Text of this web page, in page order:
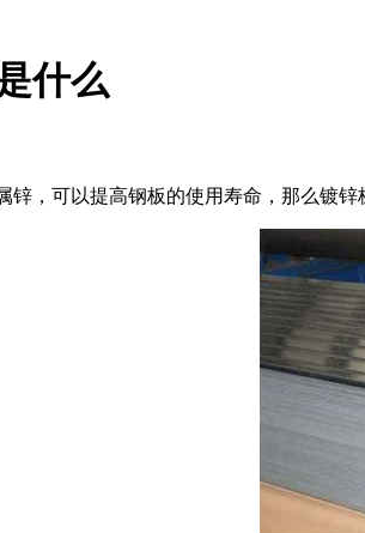
什么
锌，可以提高钢板的使用寿命，那么镀